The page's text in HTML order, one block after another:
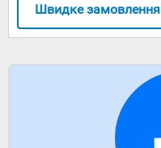
Швидке замовлення